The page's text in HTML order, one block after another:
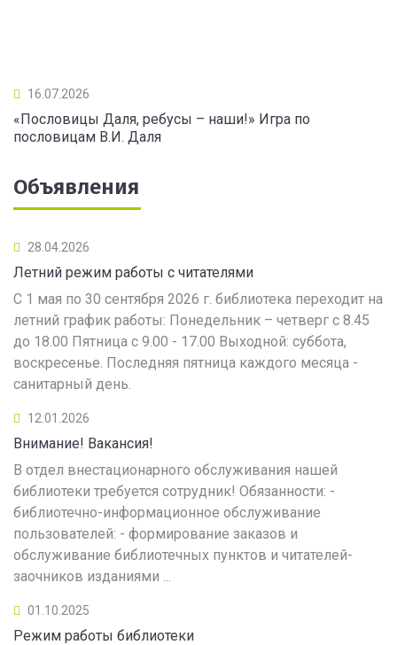
16.07.2026
«Пословицы Даля, ребусы – наши!» Игра по
пословицам В.И. Даля
Объявления
28.04.2026
Летний режим работы с читателями
С 1 мая по 30 сентября 2026 г. библиотека переходит на
летний график работы: Понедельник – четверг с 8.45
до 18.00 Пятница с 9.00 - 17.00 Выходной: суббота,
воскресенье. Последняя пятница каждого месяца -
санитарный день.
12.01.2026
Внимание! Вакансия!
В отдел внестационарного обслуживания нашей
библиотеки требуется сотрудник! Обязанности: -
библиотечно-информационное обслуживание
пользователей: - формирование заказов и
обслуживание библиотечных пунктов и читателей-
заочников изданиями ...
01.10.2025
Режим работы библиотеки